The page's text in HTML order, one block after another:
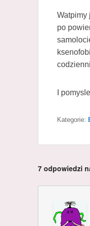
Watpimy
po
I
Kategorie:
7 odpowiedzi